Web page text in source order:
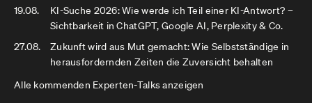
19.08.
KI-Suche 2026: Wie werde ich Teil einer KI-Antwort? –
Sichtbarkeit in ChatGPT, Google AI, Perplexity & Co.
27.08.
Zukunft wird aus Mut gemacht: Wie Selbstständige in
herausfordernden Zeiten die Zuversicht behalten
Alle kommenden Experten-Talks anzeigen